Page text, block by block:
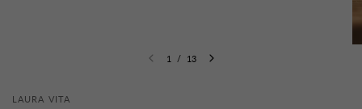
1 / 13
LAURA VITA